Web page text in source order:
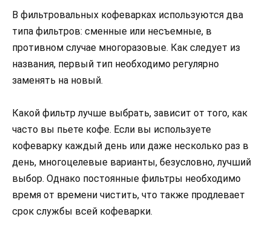
В фильтровальных кофеварках используются два
типа фильтров: сменные или несъемные, в
противном случае многоразовые. Как следует из
названия, первый тип необходимо регулярно
заменять на новый.
Какой фильтр лучше выбрать, зависит от того, как
часто вы пьете кофе. Если вы используете
кофеварку каждый день или даже несколько раз в
день, многоцелевые варианты, безусловно, лучший
выбор. Однако постоянные фильтры необходимо
время от времени чистить, что также продлевает
срок службы всей кофеварки.